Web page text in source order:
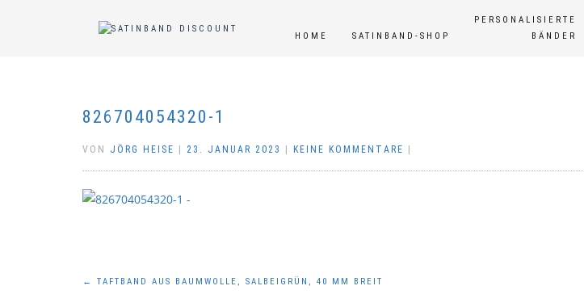
HOME SATINBAND-SHOP
PERSONALISIERTE
BÄNDER
826704054320-1
VON JÖRG HEISE 23. JANUAR 2023 KEINE KOMMENTARE
Beitragsnavigation
← TAFTBAND AUS BAUMWOLLE, SALBEIGRÜN, 40 MM BREIT